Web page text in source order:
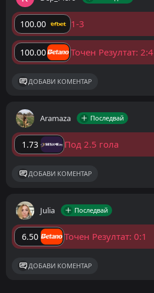
100.00 1-3
100.00 Точен Резултат: 2:4
ДОБАВИ КОМЕНТАР
Aramaza Последвай
1.73 Под 2.5 гола
ДОБАВИ КОМЕНТАР
Julia Последвай
6.50 Точен Резултат: 0:1
ДОБАВИ КОМЕНТАР